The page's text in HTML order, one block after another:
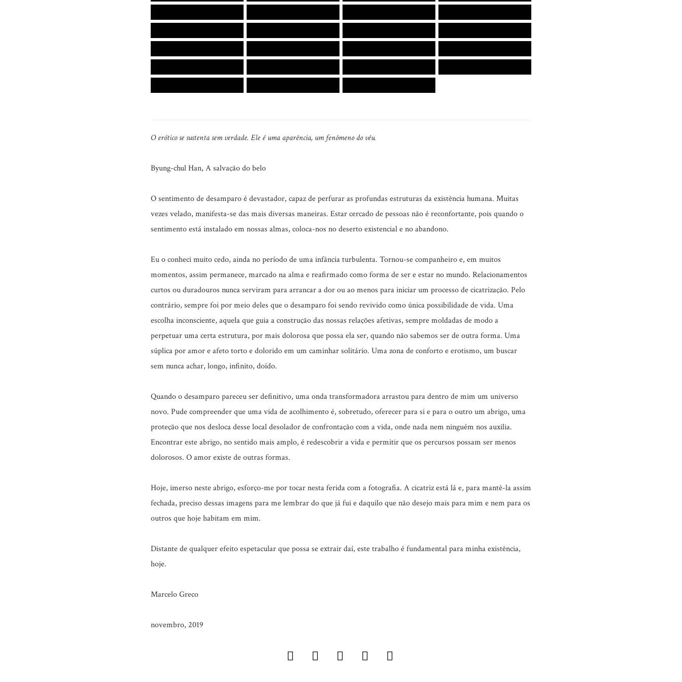
O erótico se sustenta sem verdade. Ele é uma aparência, um fenômeno do véu.
Byung-chul Han, A salvação do belo
O sentimento de desamparo é devastador, capaz de perfurar as profundas estruturas da existência humana. Muitas
vezes velado, manifesta-se das mais diversas maneiras. Estar cercado de pessoas não é reconfortante, pois quando o
sentimento está instalado em nossas almas, coloca-nos no deserto existencial e no abandono.
Eu o conheci muito cedo, ainda no período de uma infância turbulenta. Tornou-se companheiro e, em muitos
momentos, assim permanece, marcado na alma e reafirmado como forma de ser e estar no mundo. Relacionamentos
curtos ou duradouros nunca serviram para arrancar a dor ou ao menos para iniciar um processo de cicatrização. Pelo
contrário, sempre foi por meio deles que o desamparo foi sendo revivido como única possibilidade de vida. Uma
escolha inconsciente, aquela que guia a construção das nossas relações afetivas, sempre moldadas de modo a
perpetuar uma certa estrutura, por mais dolorosa que possa ela ser, quando não sabemos ser de outra forma. Uma
súplica por amor e afeto torto e dolorido em um caminhar solitário. Uma zona de conforto e erotismo, um buscar
sem nunca achar, longo, infinito, doído.
Quando o desamparo pareceu ser definitivo, uma onda transformadora arrastou para dentro de mim um universo
novo. Pude compreender que uma vida de acolhimento é, sobretudo, oferecer para si e para o outro um abrigo, uma
proteção que nos desloca desse local desolador de confrontação com a vida, onde nada nem ninguém nos auxilia.
Encontrar este abrigo, no sentido mais amplo, é redescobrir a vida e permitir que os percursos possam ser menos
dolorosos. O amor existe de outras formas.
Hoje, imerso neste abrigo, esforço-me por tocar nesta ferida com a fotografia. A cicatriz está lá e, para mantê-la assim
fechada, preciso dessas imagens para me lembrar do que já fui e daquilo que não desejo mais para mim e nem para os
outros que hoje habitam em mim.
Distante de qualquer efeito espetacular que possa se extrair daí, este trabalho é fundamental para minha existência,
hoje.
Marcelo Greco
novembro, 2019